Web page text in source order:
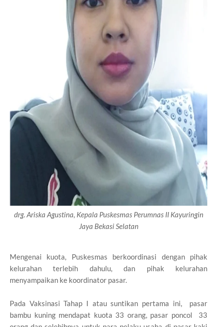
drg. Ariska Agustina, Kepala Puskesmas Perumnas II Kayuringin
Jaya Bekasi Selatan
Mengenai kuota, Puskesmas berkoordinasi dengan pihak
kelurahan terlebih dahulu, dan pihak kelurahan
menyampaikan ke koordinator pasar.
Pada Vaksinasi Tahap I atau suntikan pertama ini, pasar
bambu kuning mendapat kuota 33 orang, pasar poncol 33